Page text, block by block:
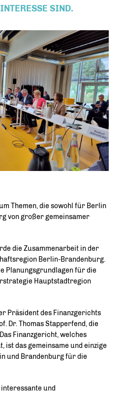
SIND.
Themen, die sowohl für Berlin
von großer gemeinsamer
die Zusammenarbeit in der
Berlin-Brandenburg.
Planungsgrundlagen für die
Hauptstadtregion
Präsident des Finanzgerichts
Dr. Thomas Stapperfend, die
Finanzgericht, welches
ist das gemeinsame und einzige
und Brandenburg für die
und